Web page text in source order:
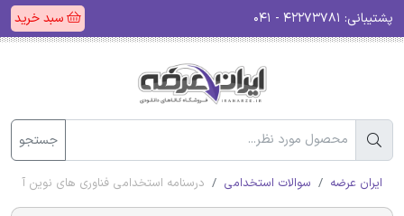
پشتیبانی: سبد خرید
جستجو
ایران عرضه سوالات استخدامی درسنامه استخدامی فناوری های نوین